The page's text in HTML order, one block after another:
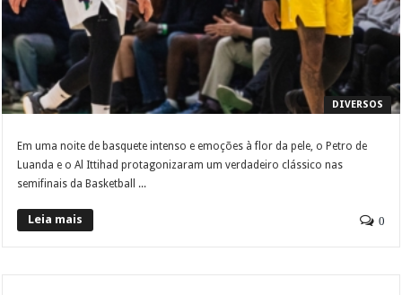
DIVERSOS
Em uma noite de basquete intenso e emoções à flor da pele, o Petro de
Luanda e o Al Ittihad protagonizaram um verdadeiro clássico nas
semifinais da Basketball ...
Leia mais 0